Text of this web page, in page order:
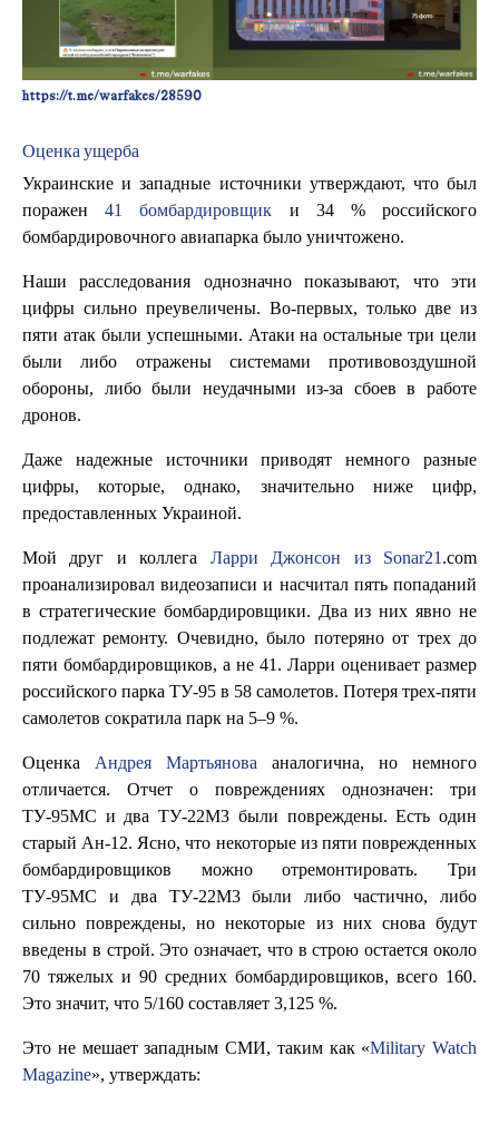
https://t.me/warfakes/28590
Оценка ущерба
Украинские и западные источники утверждают, что был
поражен41 бомбардировщик и 34 % российского
бомбардировочного авиапарка было уничтожено.
Наши расследования однозначно показывают, что эти
цифры сильно преувеличены. Во-первых, только две из
пяти атак были успешными. Атаки на остальные три цели
были либо отражены системами противовоздушной
обороны, либо были неудачными из-за сбоев в работе
дронов.
Даже надежные источники приводят немного разные
цифры, которые, однако, значительно ниже цифр,
предоставленных Украиной.
Мой друг и коллега Ларри Джонсон из Sonar21 .com
проанализировал видеозаписи и насчитал пять попаданий
в стратегические бомбардировщики. Два из них явно не
подлежат ремонту. Очевидно, было потеряно от трех до
пяти бомбардировщиков, а не 41. Ларри оценивает размер
российского парка TУ-95 в 58 самолетов. Потеря трех-пяти
самолетов сократила парк на 5–9 %.
Оценка Андрея Мартьянова аналогична, но немного
отличается. Отчет о повреждениях однозначен: три
ТУ-95MC и два TУ-22M3 были повреждены. Есть один
старый Ан-12. Ясно, что некоторые из пяти поврежденных
бомбардировщиков можно отремонтировать. Три
ТУ-95МС и два ТУ-22М3 были либо частично, либо
сильно повреждены, но некоторые из них снова будут
введены в строй. Это означает, что в строю остается около
70 тяжелых и 90 средних бомбардировщиков, всего 160.
Это значит, что 5/160 составляет 3,125 %.
Это не мешает западным СМИ, таким как «Military Watch
Magazine», утверждать: